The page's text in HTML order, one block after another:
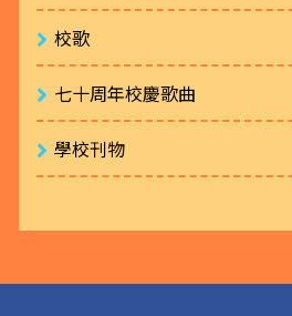
校歌
七十周年校慶歌曲
學校刊物